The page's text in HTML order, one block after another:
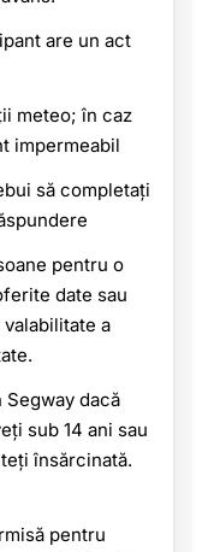
are un act
meteo; în caz
impermeabil
să completați
pentru o
date sau
a
dacă
sub 14 ani sau
însărcinată.
pentru